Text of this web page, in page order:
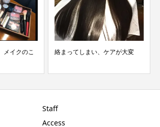
まい、ケアが大変
【口コミ】エンパニ縮毛矯
Staff
Access